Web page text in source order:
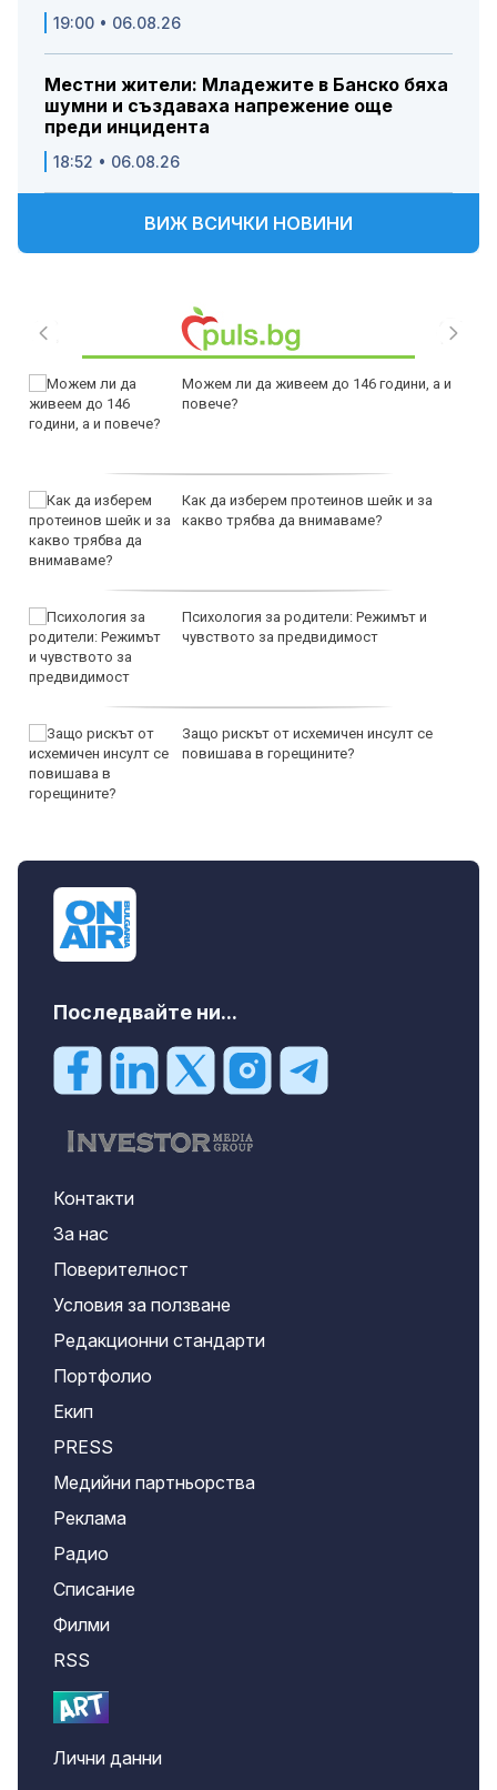
19:00 • 06.08.26
Местни жители: Младежите в Банско бяха
шумни и създаваха напрежение още
преди инцидента
18:52 • 06.08.26
ВИЖ ВСИЧКИ НОВИНИ
Можем ли да живеем до 146 години, а и
повече?
Как да изберем протеинов шейк и за
какво трябва да внимаваме?
Психология за родители: Режимът и
чувството за предвидимост
Защо рискът от исхемичен инсулт се
повишава в горещините?
Последвайте ни...
Контакти
За нас
Поверителност
Условия за ползване
Редакционни стандарти
Портфолио
Екип
PRESS
Медийни партньорства
Реклама
Радио
Списание
Филми
RSS
Лични данни